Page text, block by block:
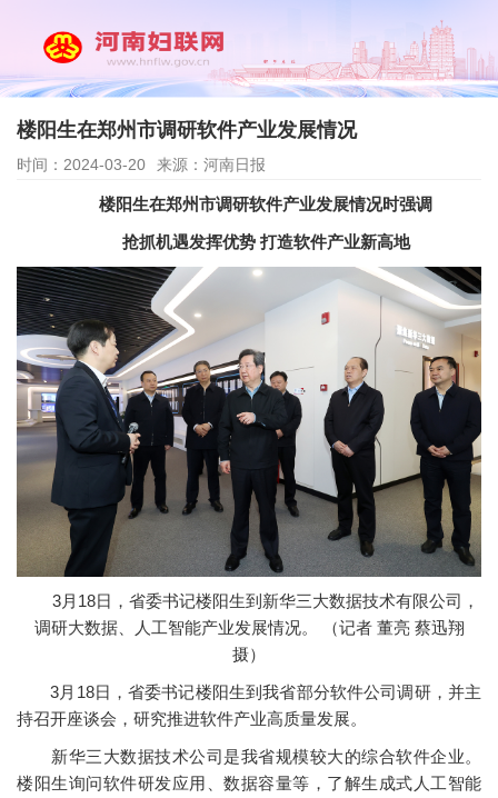
楼阳生在郑州市调研软件产业发展情况
时间：2024-03-20 来源：河南日报
楼阳生在郑州市调研软件产业发展情况时强调
抢抓机遇发挥优势 打造软件产业新高地
3月18日，省委书记楼阳生到新华三大数据技术有限公司，
调研大数据、人工智能产业发展情况。 （记者 董亮 蔡迅翔
摄）
3月18日，省委书记楼阳生到我省部分软件公司调研，并主
持召开座谈会，研究推进软件产业高质量发展。
新华三大数据技术公司是我省规模较大的综合软件企业。
楼阳生询问软件研发应用、数据容量等，了解生成式人工智能